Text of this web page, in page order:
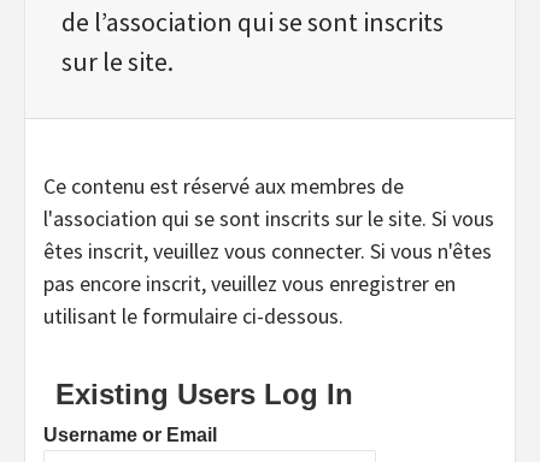
de l’association qui se sont inscrits
sur le site.
Ce contenu est réservé aux membres de
l'association qui se sont inscrits sur le site. Si vous
êtes inscrit, veuillez vous connecter. Si vous n'êtes
pas encore inscrit, veuillez vous enregistrer en
utilisant le formulaire ci-dessous.
Existing Users Log In
Username or Email